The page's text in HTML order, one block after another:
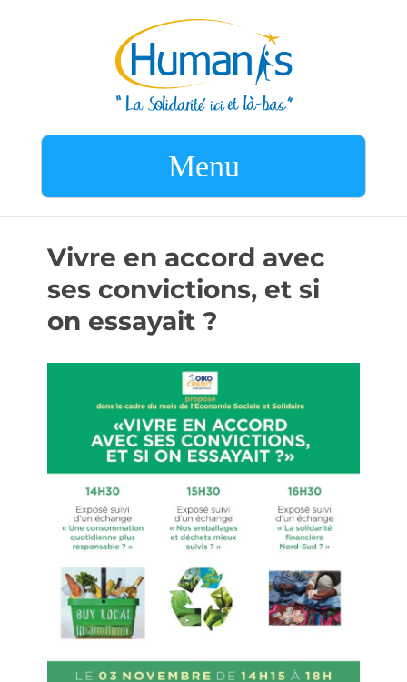
Menu
Vivre en accord avec
ses convictions, et si
on essayait ?